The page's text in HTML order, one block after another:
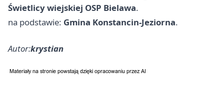
Świetlicy wiejskiej OSP Bielawa.
na podstawie: Gmina Konstancin-Jeziorna.
Autor:krystian